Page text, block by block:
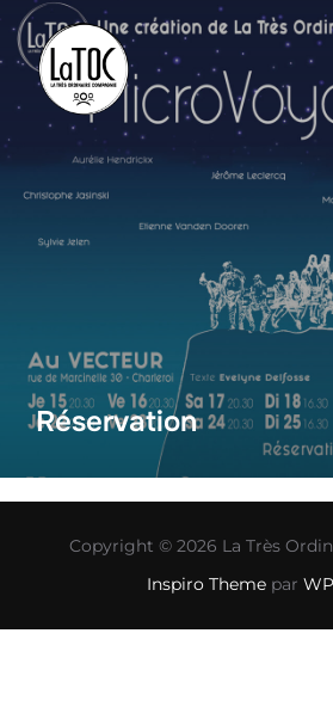
Réservation
Copyright © 2026 La Très
Inspiro Themepar